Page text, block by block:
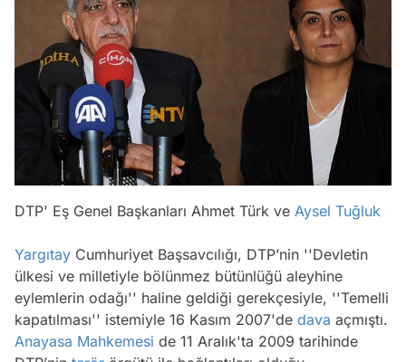
DTP' Eş Genel Başkanları Ahmet Türk ve Aysel Tuğluk
Yargıtay Cumhuriyet Başsavcılığı, DTP’nin ''Devletin
ülkesi ve milletiyle bölünmez bütünlüğü aleyhine
eylemlerin odağı'' haline geldiği gerekçesiyle, ''Temelli
kapatılması'' istemiyle 16 Kasım 2007'de dava açmıştı.
Anayasa Mahkemesi de 11 Aralık'ta 2009 tarihinde